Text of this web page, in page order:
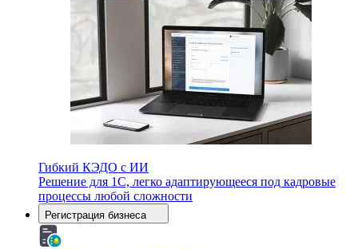
Гибкий КЭДО с ИИ
Решение для 1С, легко адаптирующееся под кадровые
процессы любой сложности
Регистрация бизнеса